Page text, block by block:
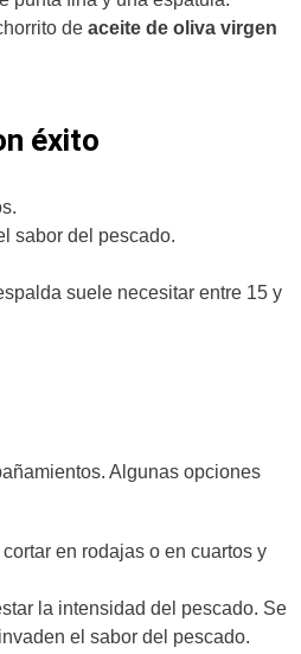
de aceite de oliva virgen
éxito
sabor del pescado.
suele necesitar entre 15 y
Algunas opciones
en rodajas o en cuartos y
la intensidad del pescado. Se
el sabor del pescado.